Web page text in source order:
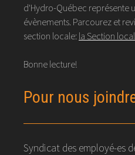
d'Hydro-Québec représente
évènements. Parcourez et
section locale: la Section
Bonne lecture!
Pour nous
Syndicat des employé-es